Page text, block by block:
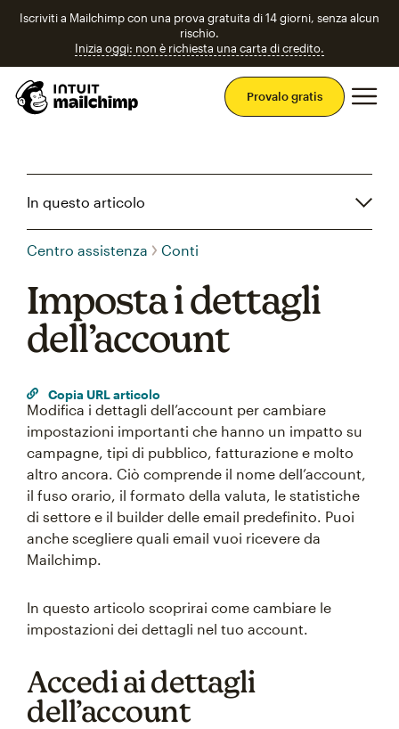
Iscriviti a Mailchimp con una prova gratuita di 14 giorni, senza alcun
rischio.
Inizia oggi: non è richiesta una carta di credito.
Provalo gratis
In questo articolo
Centro assistenza Conti
Imposta i dettagli
dell’account
Copia URL articolo
Modifica i dettagli dell’account per cambiare
impostazioni importanti che hanno un impatto su
campagne, tipi di pubblico, fatturazione e molto
altro ancora. Ciò comprende il nome dell’account,
il fuso orario, il formato della valuta, le statistiche
di settore e il builder delle email predefinito. Puoi
anche scegliere quali email vuoi ricevere da
Mailchimp.
In questo articolo scoprirai come cambiare le
impostazioni dei dettagli nel tuo account.
Accedi ai dettagli
dell’account